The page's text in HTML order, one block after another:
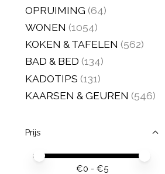
OPRUIMING (64)
WONEN (1054)
KOKEN & TAFELEN (562)
BAD & BED (134)
KADOTIPS (131)
KAARSEN & GEUREN (546)
Prijs
Minimale prijswaarde
Price maximum value
€0 - €5